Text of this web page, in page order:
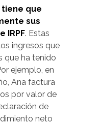
tiene que
sus
IRPF. Estas
ingresos que
que ha tenido
ejemplo, en
Ana factura
por valor de
de
neto